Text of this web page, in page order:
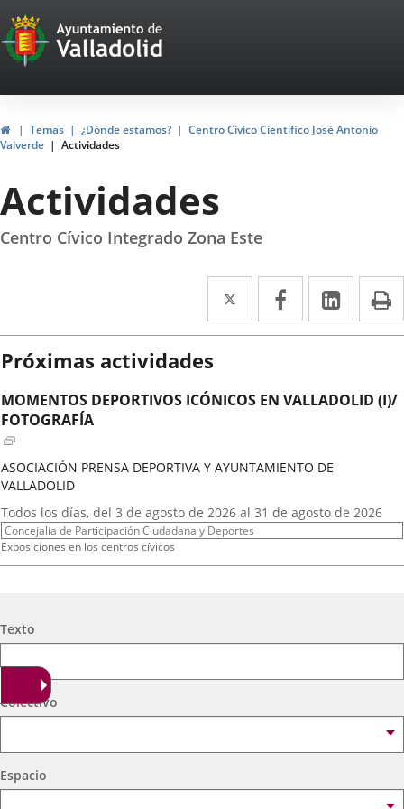
Portal
Web
del
Ayuntamiento
de
Valladolid
InicioTemas ¿Dónde estamos?
Centro Cívico Científico José Antonio
Valverde
Actividades
Actividades
Centro Cívico Integrado Zona Este
Twitter
Enlace
a
externa.
Facebook
Enlace
a
externa.
Enlace
a
Próximas actividades
MOMENTOS DEPORTIVOS ICÓNICOS EN VALLADOLID (I)/
FOTOGRAFÍA
ASOCIACIÓN PRENSA DEPORTIVA Y AYUNTAMIENTO DE
VALLADOLID
Fechas
del
evento
Todos los días, del 3 de agosto de 2026 al 31 de agosto de 2026
Organizador
de
Concejalía de Participación Ciudadana y Deportes
Programa
Exposiciones en los centros cívicos
Centro Cívico Científico José Antonio Valverde
16 septiembre
Organizador
actividad
Concejalía de Participación Ciudadana y Deportes
Programa
Muestras de Teatro Vecinal, Cultura Tradicional y Actividades Culturales y de
Ocio Infantil 2026
A. DE MEXICANOS EN CYL(Ballet Folklorico BFB)
Búsqueda
Texto
Colectivo
Espacio